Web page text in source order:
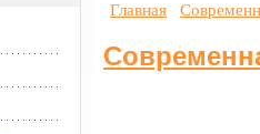
Главная